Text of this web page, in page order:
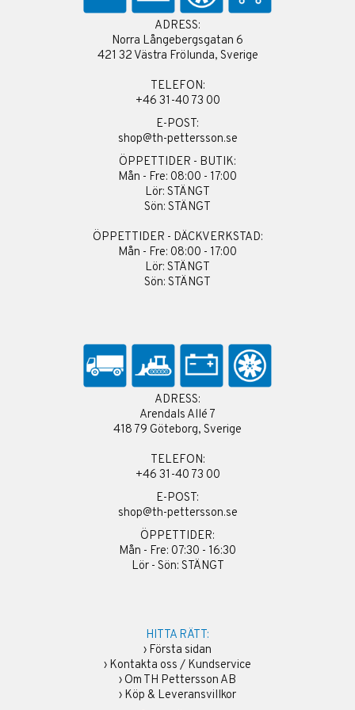
ADRESS:
Norra Långebergsgatan 6
421 32 Västra Frölunda, Sverige
TELEFON:
+46 31-40 73 00
E-POST:
shop@th-pettersson.se
ÖPPETTIDER - BUTIK:
Mån - Fre: 08:00 - 17:00
Lör: STÄNGT
Sön: STÄNGT
ÖPPETTIDER - DÄCKVERKSTAD:
Mån - Fre: 08:00 - 17:00
Lör: STÄNGT
Sön: STÄNGT
ADRESS:
Arendals Allé 7
418 79 Göteborg, Sverige
TELEFON:
+46 31-40 73 00
E-POST:
shop@th-pettersson.se
ÖPPETTIDER:
Mån - Fre: 07:30 - 16:30
Lör - Sön: STÄNGT
HITTA RÄTT:
› Första sidan
› Kontakta oss / Kundservice
› Om TH Pettersson AB
› Köp & Leveransvillkor